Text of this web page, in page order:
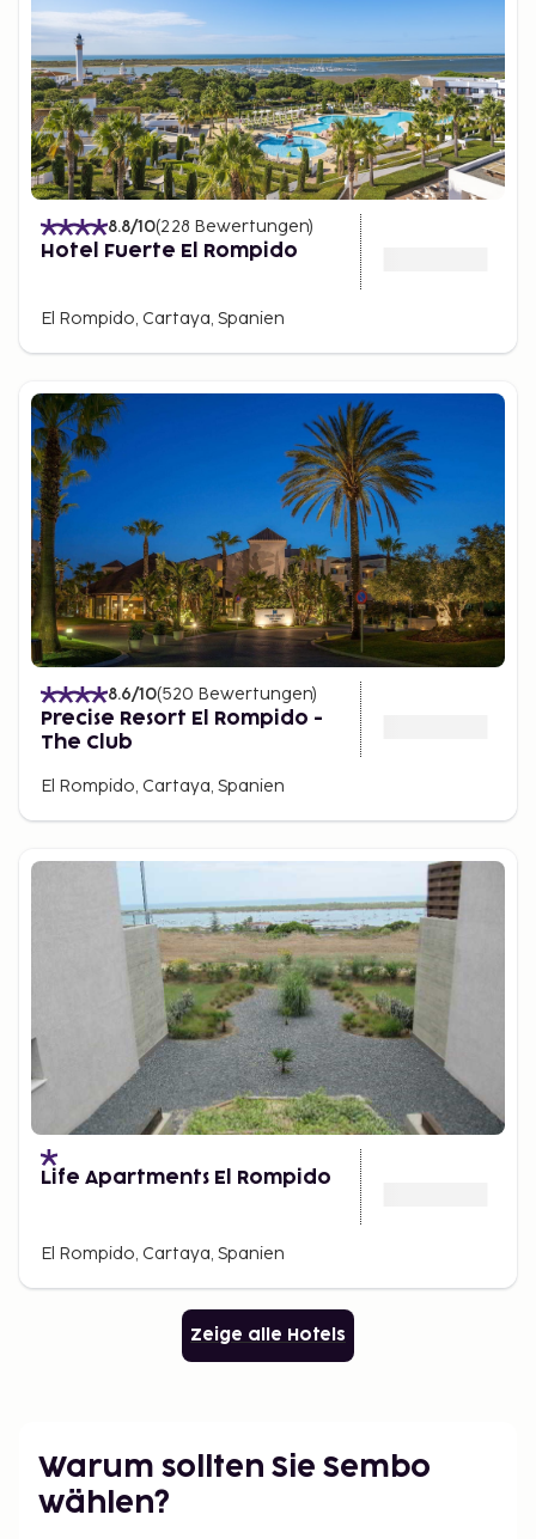
8.8/10(228 Bewertungen)
Hotel Fuerte El Rompido
El Rompido, Cartaya, Spanien
8.6/10(520 Bewertungen)
Precise Resort El Rompido -
The Club
El Rompido, Cartaya, Spanien
Life Apartments El Rompido
El Rompido, Cartaya, Spanien
Zeige alle Hotels
Warum sollten Sie Sembo
wählen?